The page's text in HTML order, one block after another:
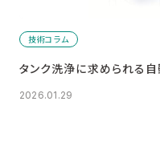
技術コラム
タンク洗浄に求められる
2026.01.29